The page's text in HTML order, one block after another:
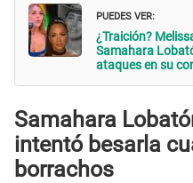
PUEDES VER:
¿Traición?
Samahara
ataques en su
Samahara
intentó besarla
borrachos